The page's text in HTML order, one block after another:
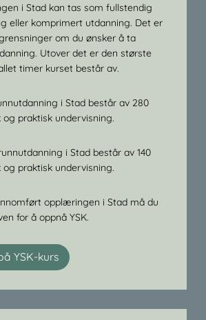
i Stad kan tas som fullstendig
eller komprimert utdanning. Det er
om du ønsker å ta
Utover det er den største
timer kurset består av.
i Stad består av 280
praktisk undervisning.
i Stad består av 140
praktisk undervisning.
opplæringen i Stad må du
for å oppnå YSK.
YSK-kurs